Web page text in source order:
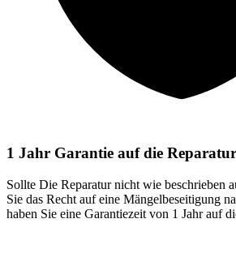
1 Jahr Garantie auf die Reparatur
Sollte Die Reparatur nicht wie beschrieben
Sie das Recht auf eine Mängelbeseitigung
haben Sie eine Garantiezeit von 1 Jahr auf